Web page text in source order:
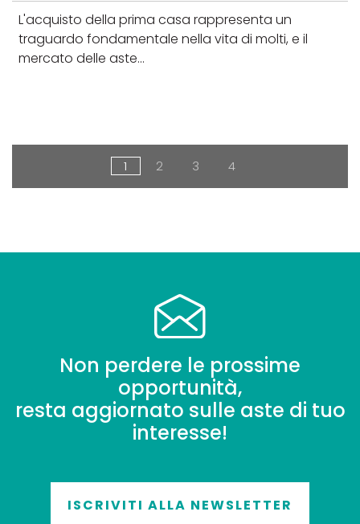
L'acquisto della prima casa rappresenta un
traguardo fondamentale nella vita di molti, e il
mercato delle aste...
1 2 3 4
Non perdere le prossime
opportunità,
resta aggiornato sulle aste di tuo
interesse!
ISCRIVITI ALLA NEWSLETTER